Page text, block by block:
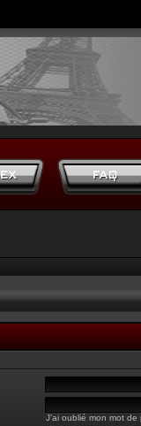
J’ai oublié mon mot de